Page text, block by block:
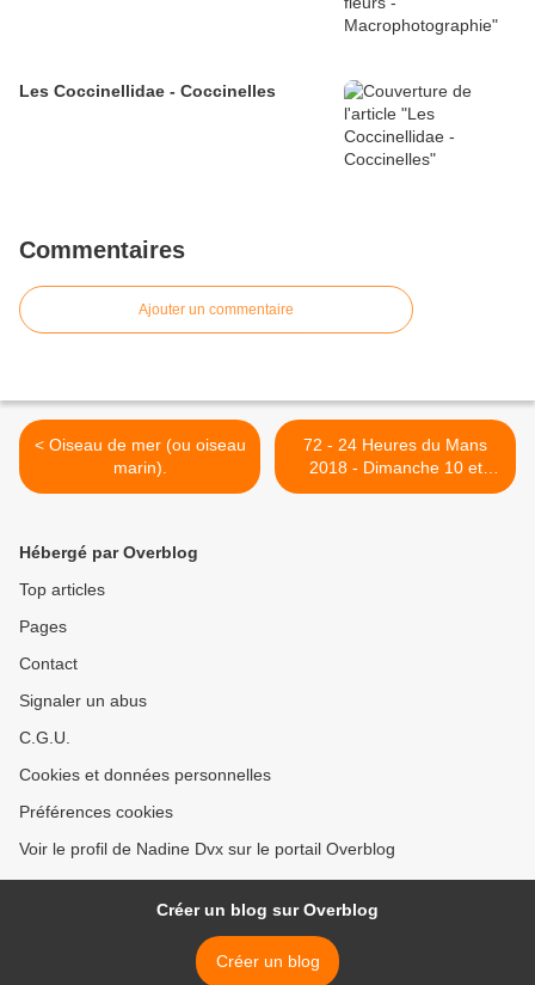
Les Coccinellidae - Coccinelles
Commentaires
Ajouter un commentaire
< Oiseau de mer (ou oiseau
marin).
72 - 24 Heures du Mans
2018 - Dimanche 10 et
lundi 11 juin - Le Pesage >
Hébergé par Overblog
Top articles
Pages
Contact
Signaler un abus
C.G.U.
Cookies et données personnelles
Préférences cookies
Voir le profil de Nadine Dvx sur le portail Overblog
Créer un blog sur Overblog
Créer un blog